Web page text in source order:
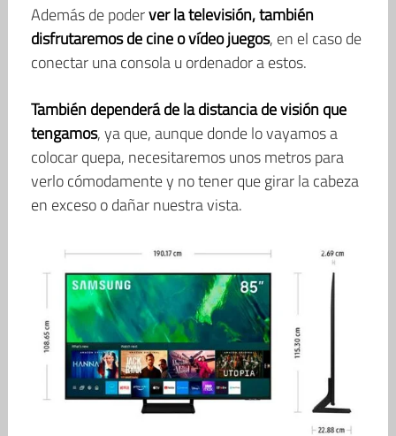
Además de poderver la televisión, también
disfrutaremos de cine o vídeo juegos, en el caso de
conectar una consola u ordenador a estos.
También dependerá de la distancia de visión que
tengamos, ya que, aunque donde lo vayamos a
colocar quepa, necesitaremos unos metros para
verlo cómodamente y no tener que girar la cabeza
en exceso o dañar nuestra vista.